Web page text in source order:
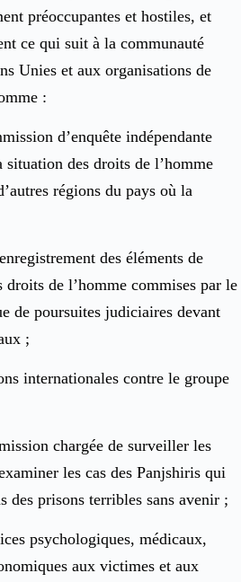
préoccupantes et hostiles, et
ce qui suit à la communauté
Unies et aux organisations de
:
d’enquête indépendante
situation des droits de l’homme
régions du pays où la
des éléments de
droits de l’homme commises par le
de poursuites judiciaires devant
;
internationales contre le groupe
chargée de surveiller les
les cas des Panjshiris qui
des prisons terribles sans avenir ;
psychologiques, médicaux,
aux victimes et aux